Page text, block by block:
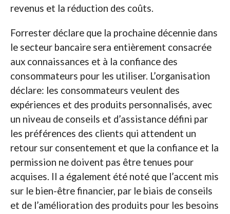
revenus et la réduction des coûts.
Forrester déclare que la prochaine décennie dans
le secteur bancaire sera entièrement consacrée
aux connaissances et à la confiance des
consommateurs pour les utiliser. L’organisation
déclare: les consommateurs veulent des
expériences et des produits personnalisés, avec
un niveau de conseils et d’assistance défini par
les préférences des clients qui attendent un
retour sur consentement et que la confiance et la
permission ne doivent pas être tenues pour
acquises. Il a également été noté que l’accent mis
sur le bien-être financier, par le biais de conseils
et de l’amélioration des produits pour les besoins